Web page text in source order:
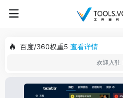
百度/360权重5 查看详情
欢迎入驻